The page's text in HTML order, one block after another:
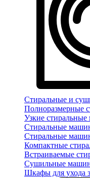
Стиральные и
Полноразмерные
Узкие
Стиральные
Стиральные
Компактные
Встраиваемые
Сушильные
Шкафы для ухода